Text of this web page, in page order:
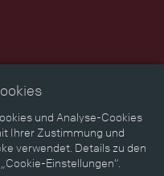
Erinnerungen
und Analyse-Cookies
Ihrer Zustimmung und
verwendet. Details zu den
Einstellungen“.